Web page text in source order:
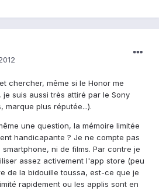
chercher, même si le Honor me
suis aussi très attiré par le Sony
marque plus réputée...).
une question, la mémoire limitée
handicapante ? Je ne compte pas
ni de films. Par contre je
assez activement l'app store (peu
de la bidouille toussa, est-ce que je
rapidement ou les applis sont en